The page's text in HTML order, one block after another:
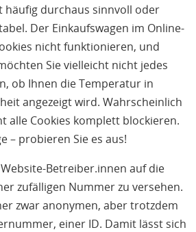
häufig durchaus sinnvoll oder
Der Einkaufswagen im Online-
nicht funktionieren, und
Sie vielleicht nicht jedes
ob Ihnen die Temperatur in
angezeigt wird. Wahrscheinlich
alle Cookies komplett blockieren.
– probieren Sie es aus!
Betreiber.innen auf die
zufälligen Nummer zu versehen.
zwar anonymen, aber trotzdem
einer ID. Damit lässt sich